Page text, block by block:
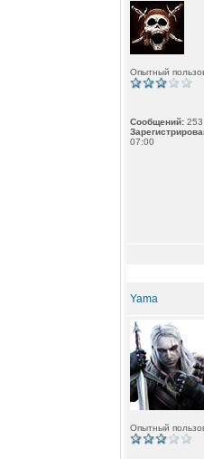
Опытный
Сообщений: 253
07:00
Yama
Опытный